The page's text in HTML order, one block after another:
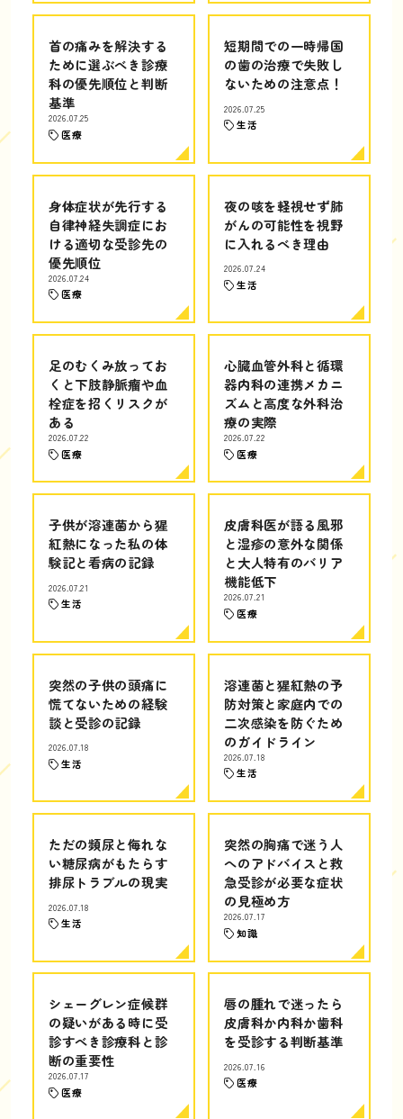
首の痛みを解決する
ために選ぶべき診療
科の優先順位と判断
基準
2026.07.25
医療
短期間での一時帰国
の歯の治療で失敗し
ないための注意点！
2026.07.25
生活
身体症状が先行する
自律神経失調症にお
ける適切な受診先の
優先順位
2026.07.24
医療
夜の咳を軽視せず肺
がんの可能性を視野
に入れるべき理由
2026.07.24
生活
足のむくみ放ってお
くと下肢静脈瘤や血
栓症を招くリスクが
ある
2026.07.22
医療
心臓血管外科と循環
器内科の連携メカニ
ズムと高度な外科治
療の実際
2026.07.22
医療
子供が溶連菌から猩
紅熱になった私の体
験記と看病の記録
2026.07.21
生活
皮膚科医が語る風邪
と湿疹の意外な関係
と大人特有のバリア
機能低下
2026.07.21
医療
突然の子供の頭痛に
慌てないための経験
談と受診の記録
2026.07.18
生活
溶連菌と猩紅熱の予
防対策と家庭内での
二次感染を防ぐため
のガイドライン
2026.07.18
生活
ただの頻尿と侮れな
い糖尿病がもたらす
排尿トラブルの現実
2026.07.18
生活
突然の胸痛で迷う人
へのアドバイスと救
急受診が必要な症状
の見極め方
2026.07.17
知識
シェーグレン症候群
の疑いがある時に受
診すべき診療科と診
断の重要性
2026.07.17
医療
唇の腫れで迷ったら
皮膚科か内科か歯科
を受診する判断基準
2026.07.16
医療